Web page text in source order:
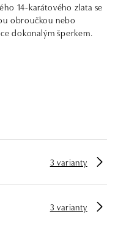
14-karátového zlata se
obroučkou nebo
dokonalým šperkem.
3 varianty
3 varianty